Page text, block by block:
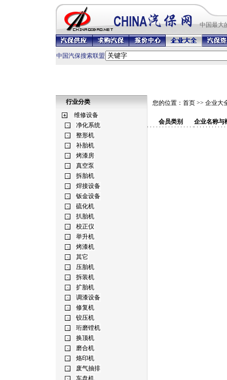
中国最大
中国汽保搜索联盟
行业分类 您的位置： 首页 >> 企业大
会员类别 企业名称与